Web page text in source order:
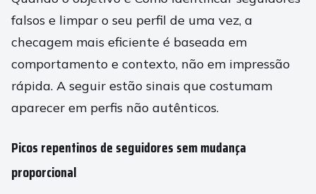
falsos e limpar o seu perfil de uma vez, a
checagem mais eficiente é baseada em
comportamento e contexto, não em impressão
rápida. A seguir estão sinais que costumam
aparecer em perfis não autênticos.
Picos repentinos de seguidores sem mudança
proporcional